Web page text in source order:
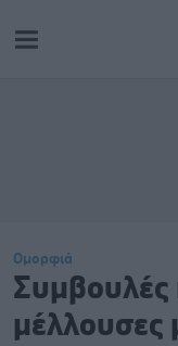
Ομορφιά
Συμβουλές
μέλλουσες